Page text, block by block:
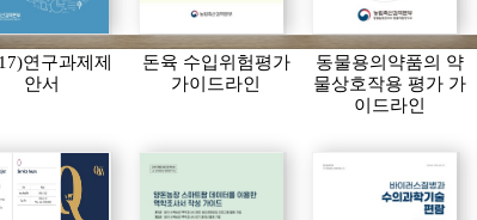
연구과제제
안서
돈육 수입위험평가
가이드라인
동물용의약품의 약
물상호작용 평가 가
이드라인